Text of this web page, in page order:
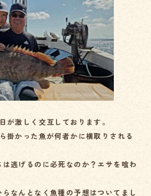
が激しく交互しております。
掛かった魚が何者かに横取りされる
逃げるのに必死なのか？エサを喰わ
なんとなく魚種の予想はついてまし